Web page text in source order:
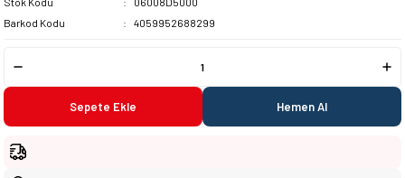
Barkod Kodu
4059952688299
Sepete Ekle Hemen Al